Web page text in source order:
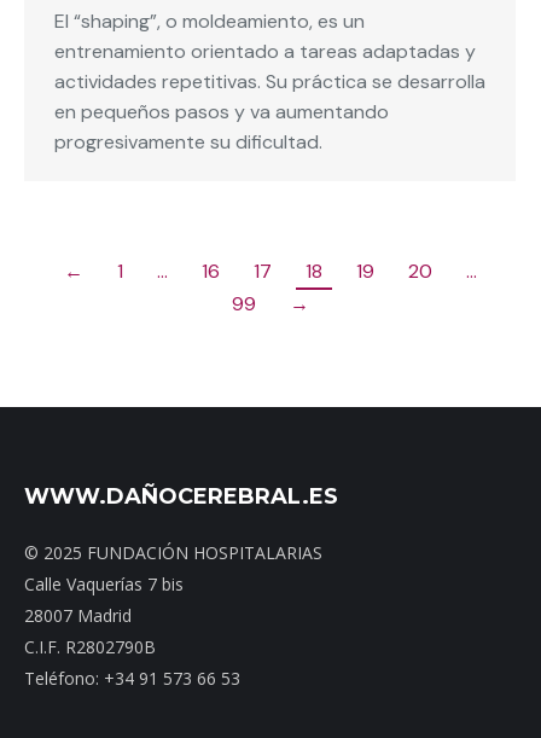
El “shaping”, o moldeamiento, es un
entrenamiento orientado a tareas adaptadas y
actividades repetitivas. Su práctica se desarrolla
en pequeños pasos y va aumentando
progresivamente su dificultad.
← 1 … 16 17 18 19 20
…
99
→
WWW.DAÑOCEREBRAL.ES
© 2025 FUNDACIÓN HOSPITALARIAS
Calle Vaquerías 7 bis
28007 Madrid
C.I.F. R2802790B
Teléfono: +34 91 573 66 53